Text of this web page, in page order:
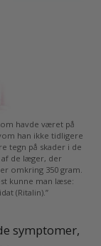
havde været på
han ikke tidligere
tegn på skader i de
de læger, der
omkring 350 gram.
kunne man læse:
(Ritalin).”
symptomer,